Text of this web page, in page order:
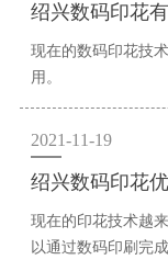
绍兴数码印花
现在的数码印花技
用。
2021-11-19
绍兴数码印花
现在的印花技术越
以通过数码印刷完